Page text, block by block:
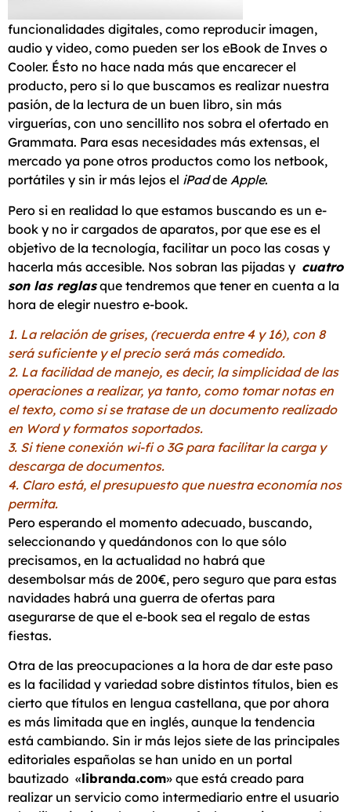
funcionalidades digitales, como reproducir imagen,
audio y video, como pueden ser los eBook de Inves o
Cooler. Ésto no hace nada más que encarecer el
producto, pero si lo que buscamos es realizar nuestra
pasión, de la lectura de un buen libro, sin más
virguerías, con uno sencillito nos sobra el ofertado en
Grammata. Para esas necesidades más extensas, el
mercado ya pone otros productos como los netbook,
portátiles y sin ir más lejos el iPadde Apple.
Pero si en realidad lo que estamos buscando es un e-
book y no ir cargados de aparatos, por que ese es el
objetivo de la tecnología, facilitar un poco las cosas y
hacerla más accesible. Nos sobran las pijadas y cuatro
son las reglasque tendremos que tener en cuenta a la
hora de elegir nuestro e-book.
1. La relación de grises, (recuerda entre 4 y 16), con 8
será suficiente y el precio será más comedido.
2. La facilidad de manejo, es decir, la simplicidad de las
operaciones a realizar, ya tanto, como tomar notas en
el texto, como si se tratase de un documento realizado
en Word y formatos soportados.
3. Si tiene conexión wi-fi o 3G para facilitar la carga y
descarga de documentos.
4. Claro está, el presupuesto que nuestra economía nos
permita.
Pero esperando el momento adecuado, buscando,
seleccionando y quedándonos con lo que sólo
precisamos, en la actualidad no habrá que
desembolsar más de 200€, pero seguro que para estas
navidades habrá una guerra de ofertas para
asegurarse de que el e-book sea el regalo de estas
fiestas.
Otra de las preocupaciones a la hora de dar este paso
es la facilidad y variedad sobre distintos títulos, bien es
cierto que títulos en lengua castellana, que por ahora
es más limitada que en inglés, aunque la tendencia
está cambiando. Sin ir más lejos siete de las principales
editoriales españolas se han unido en un portal
bautizado «libranda.com» que está creado para
realizar un servicio como intermediario entre el usuario